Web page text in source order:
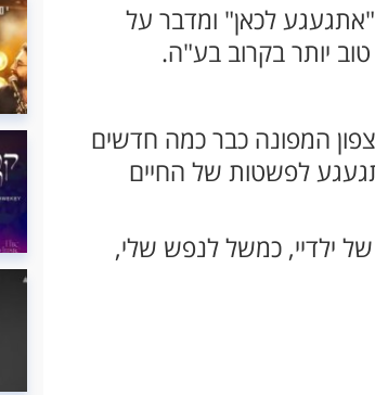
לכאן" ומדבר על
יותר בקרוב בע"ה.
המפונה כבר כמה חדשים
לפשטות של החיים
ילדיי, כמשל לנפש שלי,